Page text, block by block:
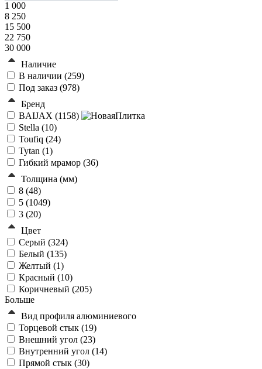
1 000
8 250
15 500
22 750
30 000
Наличие
В наличии (259)
Под заказ (978)
Бренд
BAIJAX (1158)
Stella (10)
Toufiq (24)
Tytan (1)
Гибкий мрамор (36)
Толщина (мм)
8 (48)
5 (1049)
3 (20)
Цвет
Серый (324)
Белый (135)
Желтый (1)
Красный (10)
Коричневый (205)
Больше
Вид профиля алюминиевого
Торцевой стык (19)
Внешний угол (23)
Внутренний угол (14)
Прямой стык (30)